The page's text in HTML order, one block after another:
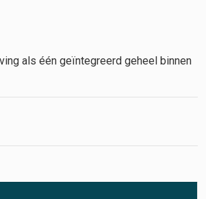
als één geïntegreerd geheel binnen